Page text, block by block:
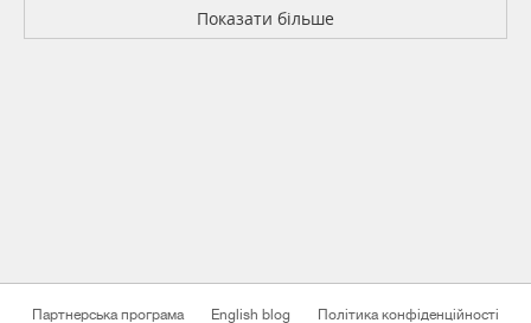
Показати більше
Партнерська програма English blog Політика конфіденційності